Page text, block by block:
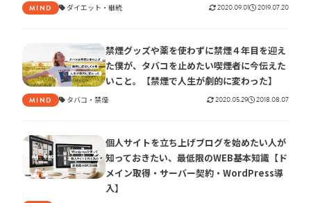
MIND ダイエット 継続 2020.09.01 2019.07.20
禁煙グッズや薬を使わずに禁煙４年目を迎え
た僕が、タバコを止めたい喫煙者に今伝えた
いこと。【禁煙で人生が劇的に変わった】
MIND タバコ 禁煙 2020.05.29 2018.08.07
個人サイトを立ち上げブログを始めたい人が
知っておきたい、最低限のWEB基本知識【ド
メイン取得・サーバー契約・WordPress導
入】